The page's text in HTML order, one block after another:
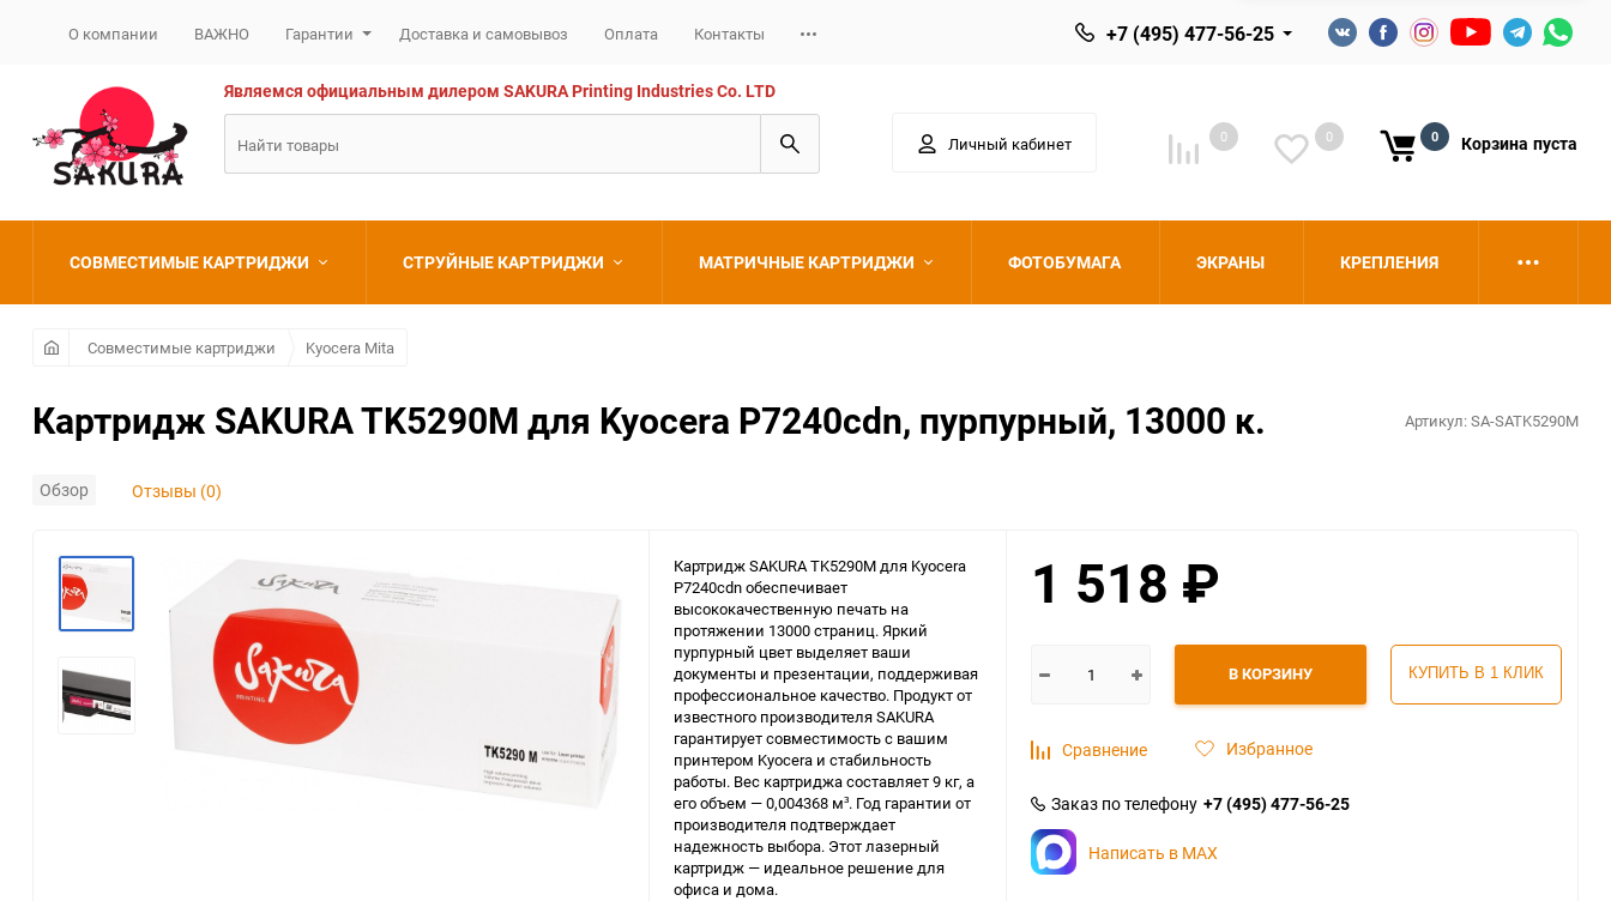
О компании ВАЖНО Гарантии Доставка и самовывоз Оплата Контакты +7 (495) 477-56-25
Являемся официальным дилером SAKURA Printing Industries Co. LTD
Личный кабинет 0 0 0 Корзина пуста
Brother
Konica Minolta
Kyocera Mita
Lexmark
СОВМЕСТИМЫЕ КАРТРИДЖИ
Canon
СТРУЙНЫЕ КАРТРИДЖИ МАТРИЧНЫЕ КАРТРИДЖИ ФОТОБУМАГА ЭКРАНЫ КРЕПЛЕНИЯ
Совместимые картриджи Kyocera Mita
Картридж SAKURA TK5290M для Kyocera P7240cdn, пурпурный, 13000 к. Артикул:SA-SATK5290M
Обзор Отзывы (0)
Картридж SAKURA TK5290M для Kyocera
P7240cdn обеспечивает
высококачественную печать на
протяжении 13000 страниц. Яркий
пурпурный цвет выделяет ваши
документы и презентации, поддерживая
профессиональное качество. Продукт от
известного производителя SAKURA
гарантирует совместимость с вашим
принтером Kyocera и стабильность
работы. Вес картриджа составляет 9 кг, а
его объем — 0,004368 м³. Год гарантии от
производителя подтверждает
надежность выбора. Этот лазерный
картридж — идеальное решение для
офиса и дома.
1 518 ₽
В КОРЗИНУ КУПИТЬ В 1 КЛИК
Сравнение Избранное
Заказ по телефону +7 (495) 477-56-25
Написать в MAX